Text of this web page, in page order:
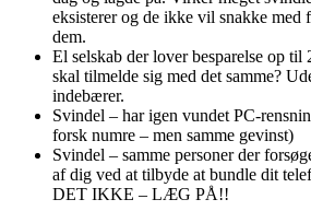
eksisterer og de ikke vil snakke med
dem.
El selskab der lover besparelse op
skal tilmelde sig med det samme?
indebærer.
Svindel – har igen vundet PC-
forsk numre – men samme gevinst)
Svindel – samme personer der
af dig ved at tilbyde at bundle dit
DET IKKE – LÆG PÅ!!